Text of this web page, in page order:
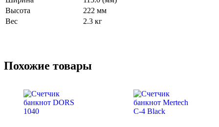
Высота
222 мм
Вес
2.3 кг
Похожие товары